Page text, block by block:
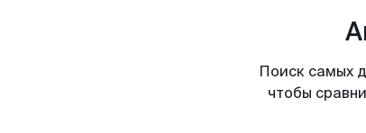
Поиск самых
чтобы